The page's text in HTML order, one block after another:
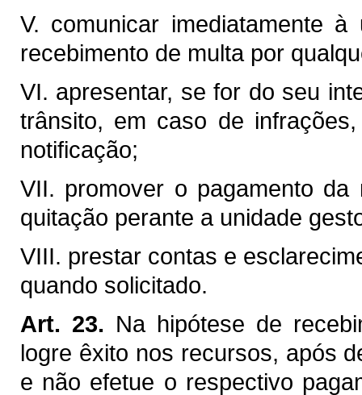
V. comunicar imediatamente
recebimento de multa por
VI. apresentar, se for do seu
trânsito, em caso de
notificação;
VII. promover o pagamento
quitação perante a unidade
VIII. prestar contas e
quando solicitado.
Art. 23. Na hipótese de
logre êxito nos recursos, após
e não efetue o respectivo